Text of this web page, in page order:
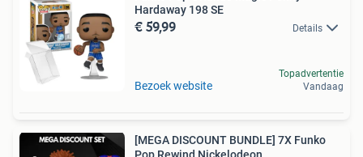
Hardaway 198 SE
€ 59,99 Details
Bezoek website
Topadvertentie
Vandaag
[MEGA DISCOUNT BUNDLE] 7X Funko